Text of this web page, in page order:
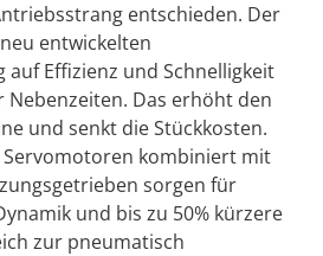
entschieden. Der
entwickelten
auf Effizienz und Schnelligkeit
Nebenzeiten. Das erhöht den
und senkt die Stückkosten.
kombiniert mit
sorgen für
und bis zu 50% kürzere
zur pneumatisch